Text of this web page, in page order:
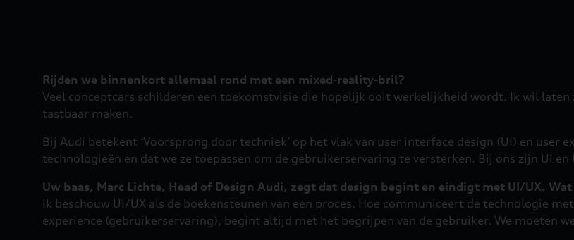
Rijden we binnenkort allemaal rond met een mixed-reality-bril?
Veel conceptcars schilderen een toekomstvisie die hopelijk ooit werkelijkheid wordt. Ik wil
tastbaar maken.
Bij Audi betekent ‘Voorsprong door techniek’ op het vlak van user interface design (UI) en user
technologieën en dat we ze toepassen om de gebruikerservaring te versterken. Bij ons zijn UI
Uw baas, Marc Lichte, Head of Design Audi, zegt dat design begint en eindigt met UI/UX.
Ik beschouw UI/UX als de boekensteunen van een proces. Hoe communiceert de technologie
experience (gebruikerservaring), begint altijd met het begrijpen van de gebruiker. We moeten